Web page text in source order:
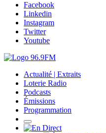
Facebook
Linkedin
Instagram
Twitter
Youtube
Actualité | Extraits
Loterie Radio
Podcasts
Émissions
Programmation